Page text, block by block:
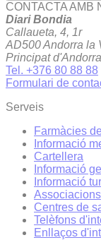
CONTACTA AMB
Diari Bondia
Callaueta, 4, 1r
AD500 Andorra la
Principat d'Andorra
Tel. +376 80 88 88
Formulari de
Serveis
Farmàcies
Informació
Cartellera
Informació
Informació
Associacions
Centres de
Telèfons
Enllaços